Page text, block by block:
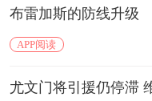
布雷加斯的防线升级
APP阅读
尤文门将引援仍停滞